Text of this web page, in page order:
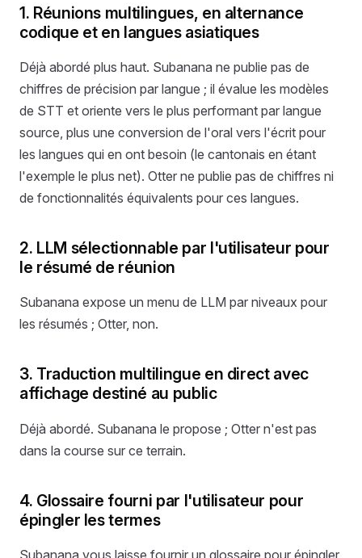
1. Réunions multilingues, en alternance
codique et en langues asiatiques
Déjà abordé plus haut. Subanana ne publie pas de
chiffres de précision par langue ; il évalue les modèles
de STT et oriente vers le plus performant par langue
source, plus une conversion de l'oral vers l'écrit pour
les langues qui en ont besoin (le cantonais en étant
l'exemple le plus net). Otter ne publie pas de chiffres ni
de fonctionnalités équivalents pour ces langues.
2. LLM sélectionnable par l'utilisateur pour
le résumé de réunion
Subanana expose un menu de LLM par niveaux pour
les résumés ; Otter, non.
3. Traduction multilingue en direct avec
affichage destiné au public
Déjà abordé. Subanana le propose ; Otter n'est pas
dans la course sur ce terrain.
4. Glossaire fourni par l'utilisateur pour
épingler les termes